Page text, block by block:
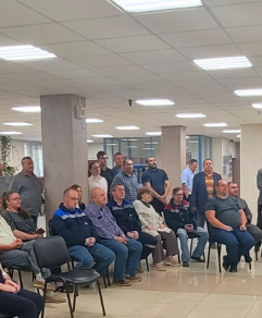
филиал
центр по обращению с
«СевРАО»
центр по обращению с
отходами «ДальРАО»
округ